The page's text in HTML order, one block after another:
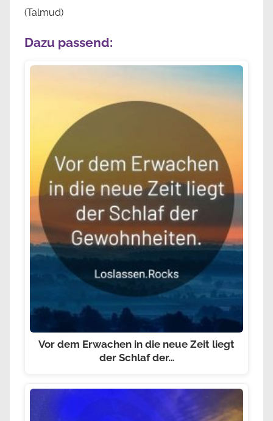
(Talmud)
Dazu passend:
Vor dem Erwachen in die neue Zeit liegt
der Schlaf der…